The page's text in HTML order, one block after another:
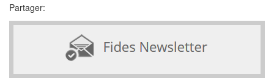
Partager: